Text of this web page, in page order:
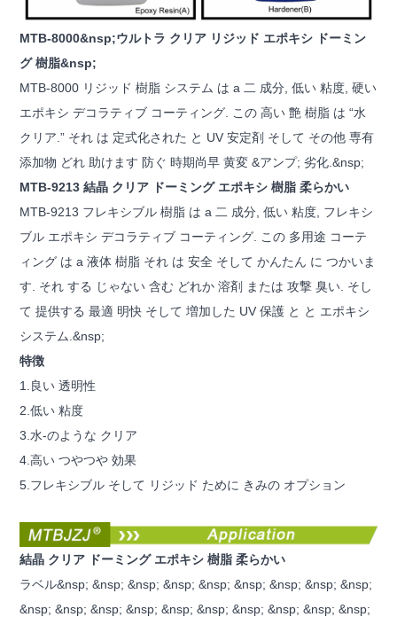
MTB-8000&nsp;ウルトラ クリア リジッド エポキシ ドーミン
グ 樹脂&nsp;
MTB-8000 リジッド 樹脂 システム は a 二 成分, 低い 粘度, 硬い
エポキシ デコラティブ コーティング. この 高い 艶 樹脂 は “水
クリア.” それ は 定式化された と UV 安定剤 そして その他 専有
添加物 どれ 助けます 防ぐ 時期尚早 黄変 &アンプ; 劣化.&nsp;
MTB-9213 結晶 クリア ドーミング エポキシ 樹脂 柔らかい
MTB-9213 フレキシブル 樹脂 は a 二 成分, 低い 粘度, フレキシ
ブル エポキシ デコラティブ コーティング. この 多用途 コーテ
ィング は a 液体 樹脂 それ は 安全 そして かんたん に つかいま
す. それ する じゃない 含む どれか 溶剤 または 攻撃 臭い. そし
て 提供する 最適 明快 そして 増加した UV 保護 と と エポキシ
システム.&nsp;
特徴
1.良い 透明性
2.低い 粘度
3.水-のような クリア
4.高い つやつや 効果
5.フレキシブル そして リジッド ために きみの オプション
結晶 クリア ドーミング エポキシ 樹脂 柔らかい
ラベル&nsp; &nsp; &nsp; &nsp; &nsp; &nsp; &nsp; &nsp; &nsp;
&nsp; &nsp; &nsp; &nsp; &nsp; &nsp; &nsp; &nsp; &nsp; &nsp;